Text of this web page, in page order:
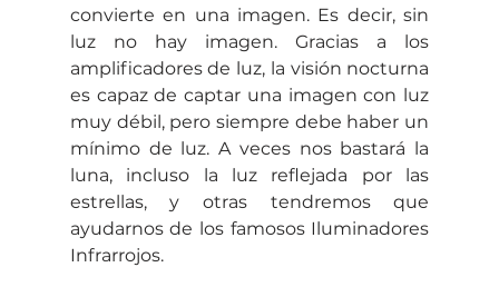
convierte en una imagen. Es decir, sin
luz no hay imagen. Gracias a los
amplificadores de luz, la visión nocturna
es capaz de captar una imagen con luz
muy débil, pero siempre debe haber un
mínimo de luz. A veces nos bastará la
luna, incluso la luz reflejada por las
estrellas, y otras tendremos que
ayudarnos de los famosos Iluminadores
Infrarrojos.